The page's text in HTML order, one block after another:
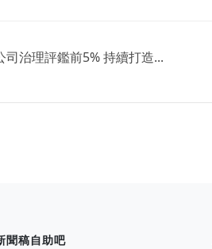
司治理評鑑前5% 持續打造...
聞稿自助吧